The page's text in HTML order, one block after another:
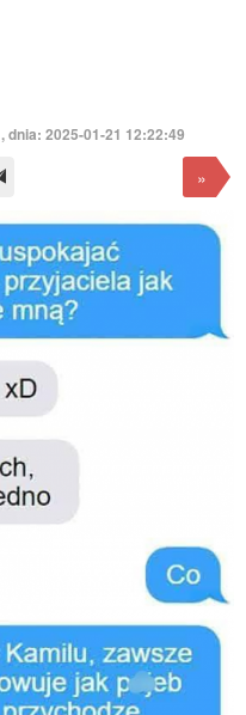
, dnia: 2025-01-21 12:22:49
»